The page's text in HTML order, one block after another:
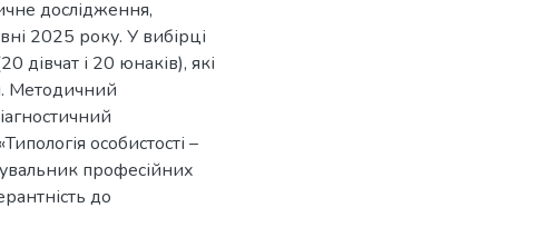
дослідження,
2025 року. У вибірці
дівчат і 20 юнаків), які
Методичний
особистості –
професійних
до